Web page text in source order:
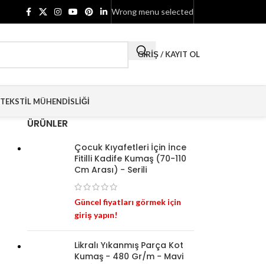
Wrong menu selected
GIRIŞ / KAYIT OL
TEKSTIL MÜHENDISLIĞI
ÜRÜNLER
Çocuk Kıyafetleri İçin İnce
Fitilli Kadife Kumaş (70-110
Cm Arası) - Serili
Güncel fiyatları görmek için
giriş yapın!
Likralı Yıkanmış Parça Kot
Kumaş - 480 Gr/m - Mavi